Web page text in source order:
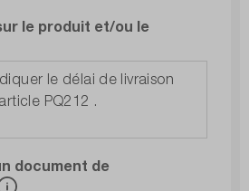
le produit et/ou le
document de